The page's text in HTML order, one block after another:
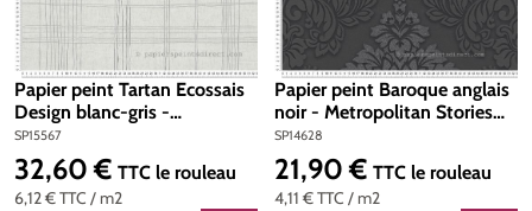
Papier peint Tartan Ecossais
Design blanc-gris -
Metropolitan Stories 2 d'AS
Création | Réf. SP15567
SP15567
6,12 €TTC / m2
Prix régulier :
32,60 € TTC le rouleau
Papier peint Baroque anglais
noir - Metropolitan Stories
d'AS Création | Réf. SP14628
SP14628
4,11 €TTC / m2
Prix régulier :
21,90 € TTC le rouleau